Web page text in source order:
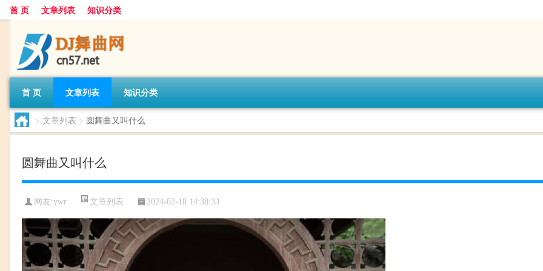
首 页 文章列表 知识分类
首 页 文章列表 知识分类
> 文章列表 > 圆舞曲又叫什么
圆舞曲又叫什么
网友:ywr 文章列表 2024-02-18 14:38:33